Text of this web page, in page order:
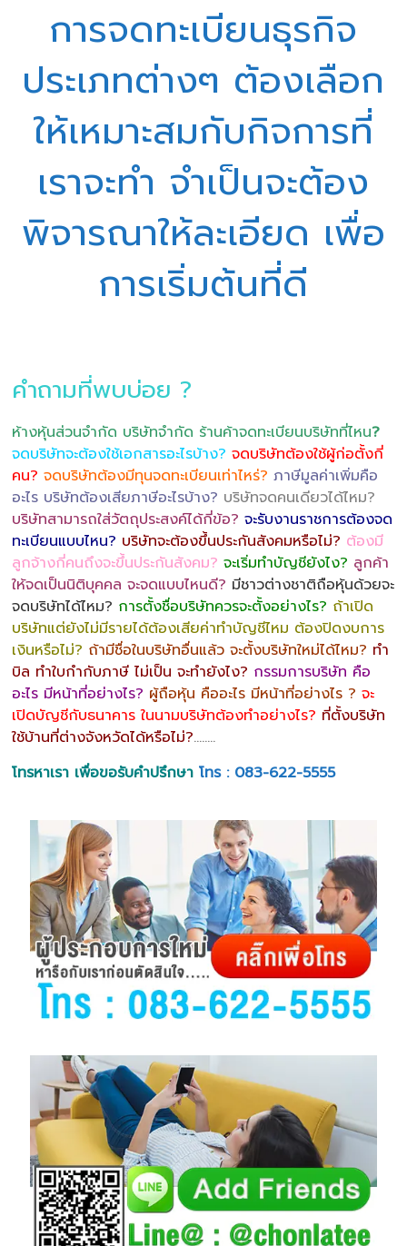
การจดทะเบียนธุรกิจ
ประเภทต่างๆ ต้องเลือก
ให้เหมาะสมกับกิจการที่
เราจะทำ จำเป็นจะต้อง
พิจารณาให้ละเอียด เพื่อ
การเริ่มต้นที่ดี
คำถามที่พบบ่อย ?
ห้างหุ้นส่วนจำกัด บริษัทจำกัด ร้านค้าจดทะเบียนบริษัทที่ไหน?
จดบริษัทจะต้องใช้เอกสารอะไรบ้าง? จดบริษัทต้องใช้ผู้ก่อตั้งกี่
คน? จดบริษัทต้องมีทุนจดทะเบียนเท่าไหร่? ภาษีมูลค่าเพิ่มคือ
อะไร บริษัทต้องเสียภาษีอะไรบ้าง? บริษัทจดคนเดียวได้ไหม?
บริษัทสามารถใส่วัตถุประสงค์ได้กี่ข้อ? จะรับงานราชการต้องจด
ทะเบียนแบบไหน? บริษัทจะต้องขึ้นประกันสังคมหรือไม่? ต้องมี
ลูกจ้างกี่คนถึงจะขึ้นประกันสังคม? จะเริ่มทำบัญชียังไง? ลูกค้า
ให้จดเป็นนิติบุคคล จะจดแบบไหนดี? มีชาวต่างชาติถือหุ้นด้วยจะ
จดบริษัทได้ไหม? การตั้งชื่อบริษัทควรจะตั้งอย่างไร? ถ้าเปิด
บริษัทแต่ยังไม่มีรายได้ต้องเสียค่าทำบัญชีไหม ต้องปิดงบการ
เงินหรือไม่? ถ้ามีชื่อในบริษัทอื่นแล้ว จะตั้งบริษัทใหม่ได้ไหม? ทำ
บิล ทำใบกำกับภาษี ไม่เป็น จะทำยังไง? กรรมการบริษัท คือ
อะไร มีหน้าที่อย่างไร? ผู้ถือหุ้น คืออะไร มีหน้าที่อย่างไร ? จะ
เปิดบัญชีกับธนาคาร ในนามบริษัทต้องทำอย่างไร? ที่ตั้งบริษัท
ใช้บ้านที่ต่างจังหวัดได้หรือไม่?……..
โทรหาเรา เพื่อขอรับคำปรึกษา โทร : 083-622-5555